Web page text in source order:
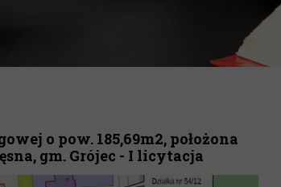
o pow. 185,69m2, położona
gm. Grójec - I licytacja